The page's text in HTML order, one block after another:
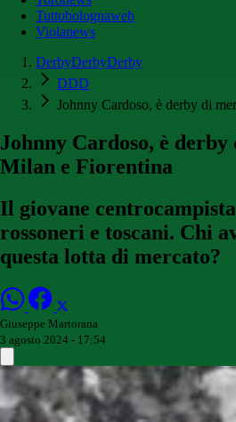
Tuttobolognaweb
Violanews
DerbyDerbyDerby
DDD
Johnny Cardoso, è derby di
Johnny Cardoso, è
Milan e Fiorentina
Il giovane
rossoneri e toscani. Chi
questa lotta di mercato?
Giuseppe Martorana
3 agosto 2024 - 17:54